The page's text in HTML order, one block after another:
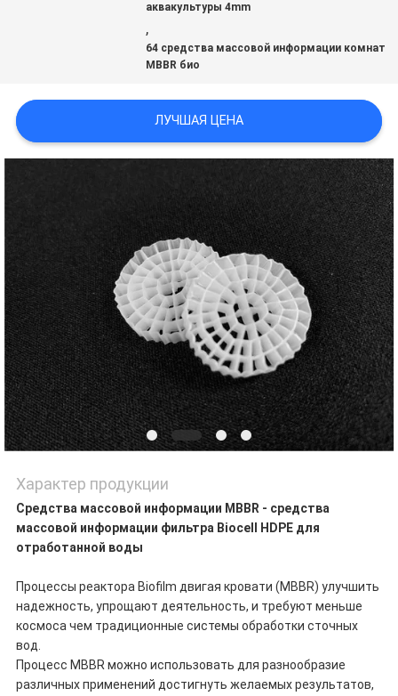
КОНФИДЕНЦИАЛЬНОСТИ
аквакультуры 4mm
,
64 средства массовой информации комнат
MBBR био
ЛУЧШАЯ ЦЕНА
Характер продукции
Средства массовой информации MBBR - средства
массовой информации фильтра Biocell HDPE для
отработанной воды
Процессы реактора Biofilm двигая кровати (MBBR) улучшить
надежность, упрощают деятельность, и требуют меньше
космоса чем традиционные системы обработки сточных
вод.
Процесс MBBR можно использовать для разнообразие
различных применений достигнуть желаемых результатов,